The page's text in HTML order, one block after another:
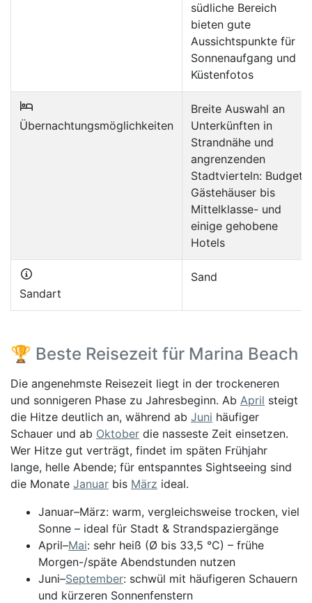
südliche Bereich
bieten gute
Aussichtspunkte für
Sonnenaufgang und
Küstenfotos
Übernachtungsmöglichkeiten
Breite Auswahl an
Unterkünften in
Strandnähe und
angrenzenden
Stadtvierteln: Budget-
Gästehäuser bis
Mittelklasse- und
einige gehobene
Hotels
Sandart
Sand
🏆 Beste Reisezeit für Marina Beach
Die angenehmste Reisezeit liegt in der trockeneren
und sonnigeren Phase zu Jahresbeginn. Ab April steigt
die Hitze deutlich an, während ab Juni häufiger
Schauer und ab Oktober die nasseste Zeit einsetzen.
Wer Hitze gut verträgt, findet im späten Frühjahr
lange, helle Abende; für entspanntes Sightseeing sind
die Monate Januar bis März ideal.
Januar–März: warm, vergleichsweise trocken, viel
Sonne – ideal für Stadt & Strandspaziergänge
April–Mai: sehr heiß (Ø bis 33,5 °C) – frühe
Morgen-/späte Abendstunden nutzen
Juni–September: schwül mit häufigeren Schauern
und kürzeren Sonnenfenstern